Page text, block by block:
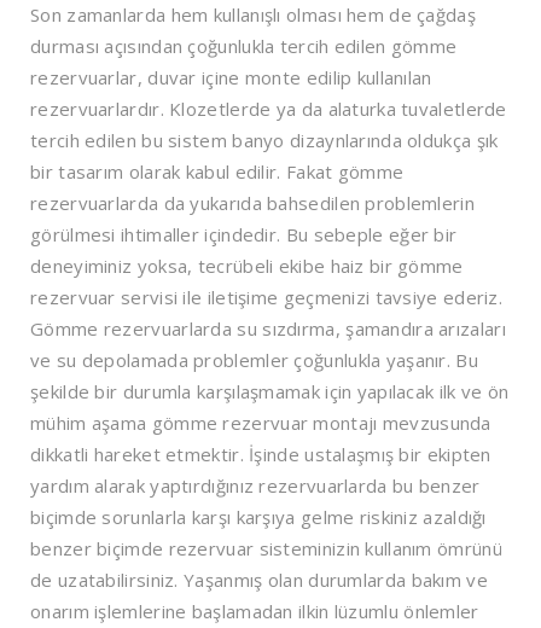
Son zamanlarda hem kullanışlı olması hem de çağdaş
durması açısından çoğunlukla tercih edilen gömme
rezervuarlar, duvar içine monte edilip kullanılan
rezervuarlardır. Klozetlerde ya da alaturka tuvaletlerde
tercih edilen bu sistem banyo dizaynlarında oldukça şık
bir tasarım olarak kabul edilir. Fakat gömme
rezervuarlarda da yukarıda bahsedilen problemlerin
görülmesi ihtimaller içindedir. Bu sebeple eğer bir
deneyiminiz yoksa, tecrübeli ekibe haiz bir gömme
rezervuar servisi ile iletişime geçmenizi tavsiye ederiz.
Gömme rezervuarlarda su sızdırma, şamandıra arızaları
ve su depolamada problemler çoğunlukla yaşanır. Bu
şekilde bir durumla karşılaşmamak için yapılacak ilk ve ön
mühim aşama gömme rezervuar montajı mevzusunda
dikkatli hareket etmektir. İşinde ustalaşmış bir ekipten
yardım alarak yaptırdığınız rezervuarlarda bu benzer
biçimde sorunlarla karşı karşıya gelme riskiniz azaldığı
benzer biçimde rezervuar sisteminizin kullanım ömrünü
de uzatabilirsiniz. Yaşanmış olan durumlarda bakım ve
onarım işlemlerine başlamadan ilkin lüzumlu önlemler